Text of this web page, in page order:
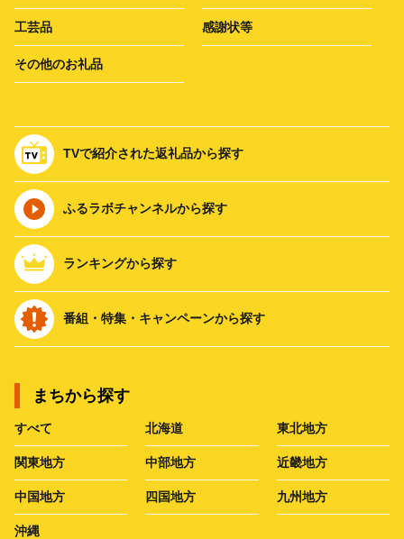
工芸品 感謝状等
その他のお礼品
TVで紹介された返礼品から探す
ふるラボチャンネルから探す
ランキングから探す
番組・特集・キャンペーンから探す
まちから探す
すべて 北海道 東北地方
関東地方 中部地方 近畿地方
中国地方 四国地方 九州地方
沖縄